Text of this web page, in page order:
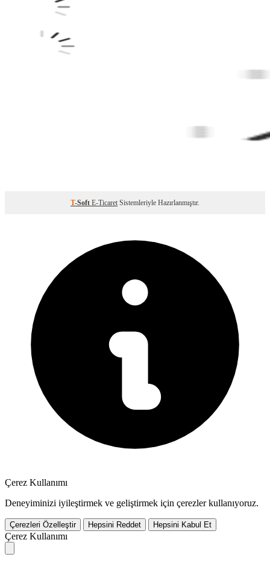
T-Soft E-Ticaret Sistemleriyle Hazırlanmıştır.
Çerez Kullanımı
Deneyiminizi iyileştirmek ve geliştirmek için çerezler kullanıyoruz.
Çerezleri Özelleştir Hepsini Reddet Hepsini Kabul Et
Çerez Kullanımı